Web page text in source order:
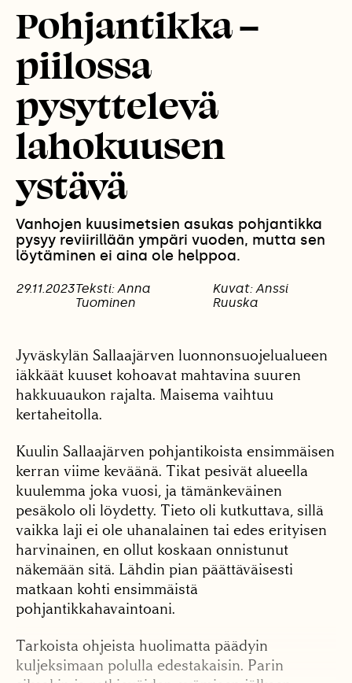
Pohjantikka –
piilossa
pysyttelevä
lahokuusen
ystävä
Vanhojen kuusi­metsien asukas pohjantikka
pysyy reviirillään ympäri vuoden, mutta sen
löytäminen ei aina ole helppoa.
29.11.2023Teksti: Anna
Tuominen
Kuvat: Anssi
Ruuska
Jyväskylän Sallaajärven luonnonsuojelualueen
iäkkäät kuuset kohoavat mahtavina suuren
hakkuuaukon rajalta. Maisema vaihtuu
kertaheitolla.
Kuulin Sallaajärven pohjantikoista ensimmäisen
kerran viime keväänä. Tikat pesivät alueella
kuulemma joka vuosi, ja tämänkeväinen
pesäkolo oli löydetty. Tieto oli kutkuttava, sillä
vaikka laji ei ole uhanalainen tai edes erityisen
harvinainen, en ollut koskaan onnistunut
näkemään sitä. Lähdin pian päättäväisesti
matkaan kohti ensimmäistä
pohjantikkahavaintoani.
Tarkoista ohjeista huolimatta päädyin
kuljeksimaan polulla edestakaisin. Parin